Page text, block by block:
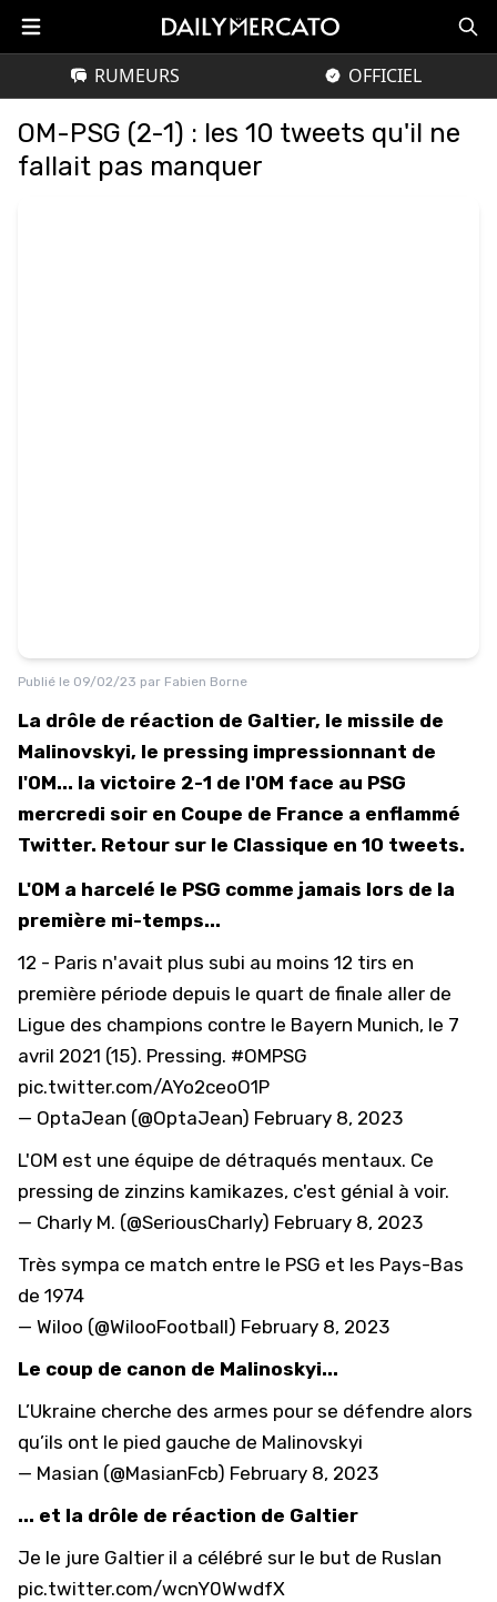
RUMEURS OFFICIEL
OM-PSG (2-1) : les 10 tweets qu'il ne
fallait pas manquer
Publié le 09/02/23 par Fabien Borne
La drôle de réaction de Galtier, le missile de
Malinovskyi, le pressing impressionnant de
l'OM... la victoire 2-1 de l'OM face au PSG
mercredi soir en Coupe de France a enflammé
Twitter. Retour sur le Classique en 10 tweets.
L'OM a harcelé le PSG comme jamais lors de la
première mi-temps...
12 - Paris n'avait plus subi au moins 12 tirs en
première période depuis le quart de finale aller de
Ligue des champions contre le Bayern Munich, le 7
avril 2021 (15). Pressing. #OMPSG
pic.twitter.com/AYo2ceoO1P
— OptaJean (@OptaJean) February 8, 2023
L'OM est une équipe de détraqués mentaux. Ce
pressing de zinzins kamikazes, c'est génial à voir.
— Charly M. (@SeriousCharly) February 8, 2023
Très sympa ce match entre le PSG et les Pays-Bas
de 1974
— Wiloo (@WilooFootball) February 8, 2023
Le coup de canon de Malinoskyi...
L’Ukraine cherche des armes pour se défendre alors
qu’ils ont le pied gauche de Malinovskyi
— Masian (@MasianFcb) February 8, 2023
... et la drôle de réaction de Galtier
Je le jure Galtier il a célébré sur le but de Ruslan
pic.twitter.com/wcnY0WwdfX